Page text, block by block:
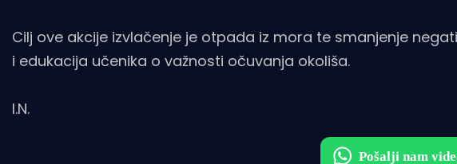
Cilj ove akcije izvlačenje je otpada iz mora te smanjenje
i edukacija učenika o važnosti očuvanja okoliša.
I.N.